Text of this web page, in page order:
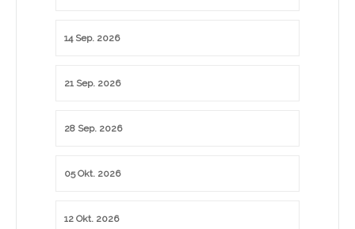
14 Sep. 2026
21 Sep. 2026
28 Sep. 2026
05 Okt. 2026
12 Okt. 2026